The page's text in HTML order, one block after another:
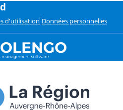
d'utilisation Données personnelles